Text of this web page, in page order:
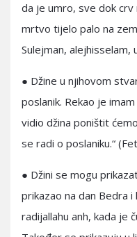
da je umro, sve dok
mrtvo tijelo palo na
Sulejman, alejhisselam,
● Džine u njihovom
poslanik. Rekao je
vidio džina poništit
se radi o poslaniku.“
● Džini se mogu
prikazao na dan Bedra
radijallahu anh, kada je